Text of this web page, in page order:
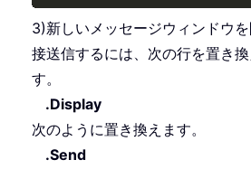
3)新しいメッセージウィンドウ
接送信するには、次の行を置き
す。
.Display
次のように置き換えます。
.Send